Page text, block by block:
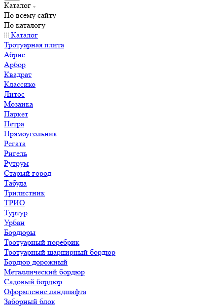
Каталог
По всему сайту
По каталогу
Каталог
Тротуарная плита
Абрис
Арбор
Квадрат
Классико
Литос
Мозаика
Паркет
Петра
Прямоугольник
Регата
Ригель
Рутрум
Старый город
Табула
Трилистник
ТРИО
Туртур
Урбан
Бордюры
Тротуарный поребрик
Тротуарный шарнирный бордюр
Бордюр дорожный
Металлический бордюр
Садовый бордюр
Оформление ландшафта
Заборный блок